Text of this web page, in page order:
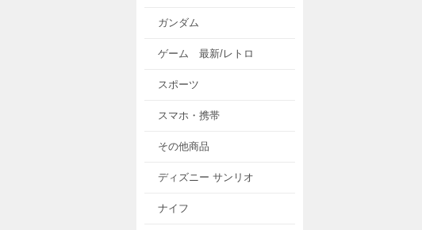
ガンダム
ゲーム 最新/レトロ
スポーツ
スマホ・携帯
その他商品
ディズニー サンリオ
ナイフ